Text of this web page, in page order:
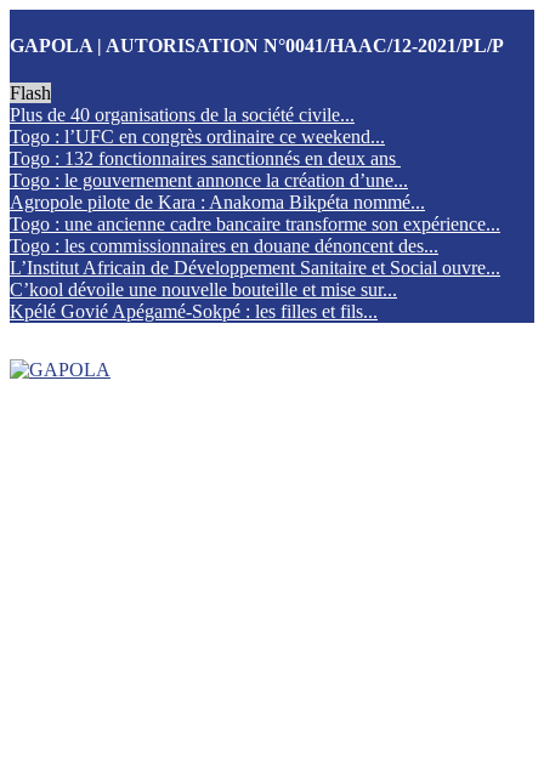
GAPOLA | AUTORISATION N°0041/HAAC/12-2021/PL/P
Flash
Plus de 40 organisations de la société civile...
Togo : l’UFC en congrès ordinaire ce weekend...
Togo : 132 fonctionnaires sanctionnés en deux ans
Togo : le gouvernement annonce la création d’une...
Agropole pilote de Kara : Anakoma Bikpéta nommé...
Togo : une ancienne cadre bancaire transforme son expérience...
Togo : les commissionnaires en douane dénoncent des...
L’Institut Africain de Développement Sanitaire et Social ouvre...
C’kool dévoile une nouvelle bouteille et mise sur...
Kpélé Govié Apégamé-Sokpé : les filles et fils...